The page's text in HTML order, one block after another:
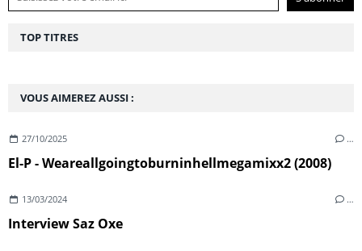
VOUS AIMEREZ AUSSI :
27/10/2025 …
El-P - Weareallgoingtoburninhellmegamixx2 (2008)
13/03/2024 …
Interview Saz Oxe
TOP TITRES